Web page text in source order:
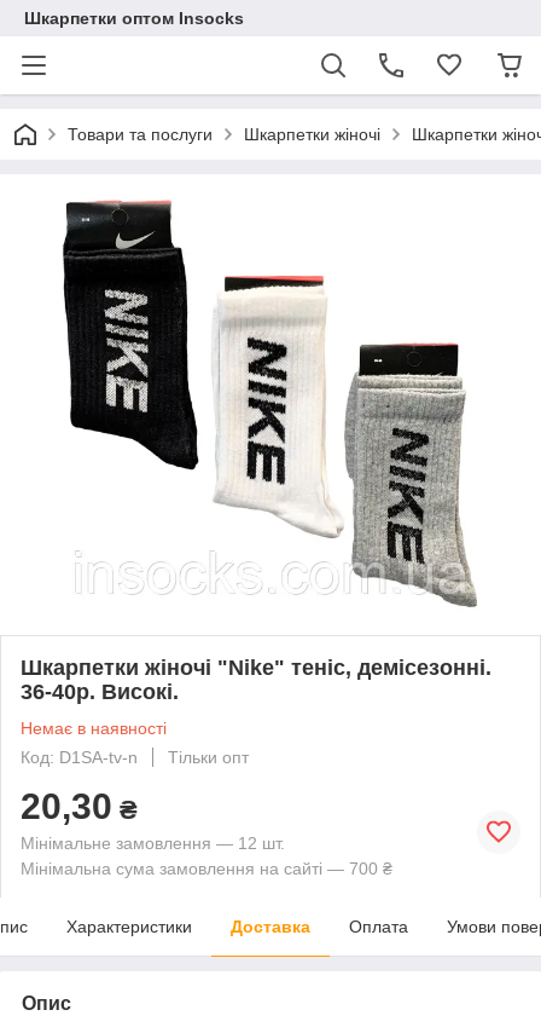
Шкарпетки оптом Insocks
Товари та послуги Шкарпетки жіночі Шкарпетки
Шкарпетки жіночі "Nike" теніс, демісезонні.
36-40р. Високі.
Немає в наявності
Код: D1SA-tv-n
Тільки опт
20,30 ₴
Мінімальне замовлення — 12 шт.
Мінімальна сума замовлення на сайті — 700 ₴
Характеристики Доставка Оплата Умови
Опис